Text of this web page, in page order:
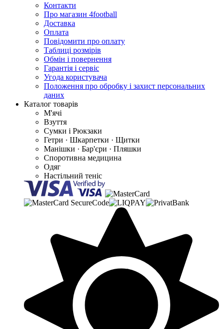
Контакти
Про магазин 4football
Доставка
Оплата
Повідомити про оплату
Таблиці розмірів
Обмін і повернення
Гарантія і сервіс
Угода користувача
Положення про обробку і захист персональних
даних
Каталог товарів
М'ячі
Взуття
Сумки і Рюкзаки
Гетри · Шкарпетки · Щитки
Манішки · Бар'єри · Пляшки
Споротивна медицина
Одяг
Настільний теніс